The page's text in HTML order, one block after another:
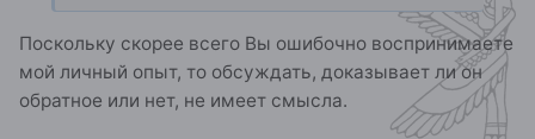
Поскольку скорее всего Вы ошибочно воспринимаете
мой личный опыт, то обсуждать, доказывает ли он
обратное или нет, не имеет смысла.